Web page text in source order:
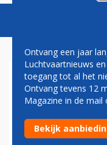
EMBRAER
MET
Ontvang een jaar
Luchtvaartnieuws
toegang tot al het
Ontvang tevens 12
Magazine in de mail
Bekijk